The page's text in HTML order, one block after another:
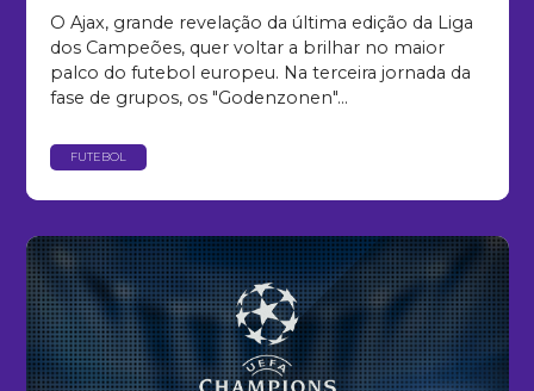
O Ajax, grande revelação da última edição da Liga
dos Campeões, quer voltar a brilhar no maior
palco do futebol europeu. Na terceira jornada da
fase de grupos, os "Godenzonen"...
FUTEBOL